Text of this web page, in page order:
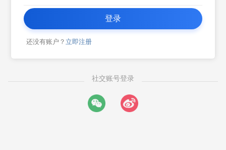
登录
还没有账户？ 立即注册
社交账号登录